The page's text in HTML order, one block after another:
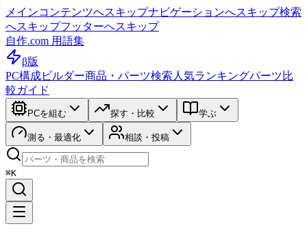
メインコンテンツへスキップナビゲーションへスキップ検索
へスキップフッターへスキップ
自作.com 用語集
β版
PC構成ビルダー商品・パーツ検索 人気ランキングパーツ比
較ガイド
PCを組む 探す・比較 学ぶ
測る・最適化 相談・投稿
⌘K